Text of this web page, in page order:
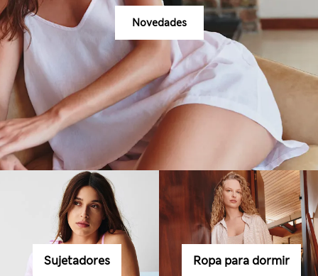
Novedades
Sujetadores Ropa para dormir